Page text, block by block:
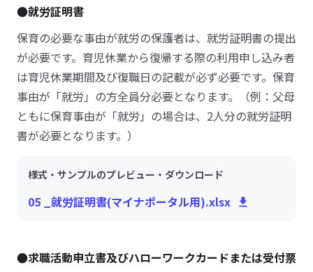
●就労証明書
保育の必要な事由が就労の保護者は、就労証明書の提出
が必要です。育児休業から復帰する際の利用申し込み者
は育児休業期間及び復職日の記載が必ず必要です。保育
事由が「就労」の方全員分必要となります。（例：父母
ともに保育事由が「就労」の場合は、2人分の就労証明
書が必要となります。）
様式・サンプルのプレビュー・ダウンロード
05 _就労証明書(マイナポータル用).xlsx
●求職活動申立書及びハローワークカードまたは受付票